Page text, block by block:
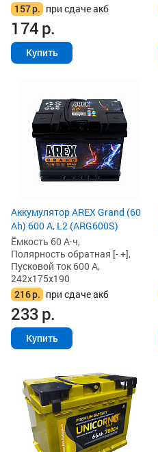
157р. при сдаче акб
174р.
Купить
Аккумулятор AREX Grand (60
Ah) 600 А, L2 (ARG600S)
Ёмкость 60 А·ч,
Полярность обратная [- +],
Пусковой ток 600 А,
242x175x190
216р. при сдаче акб
233р.
Купить